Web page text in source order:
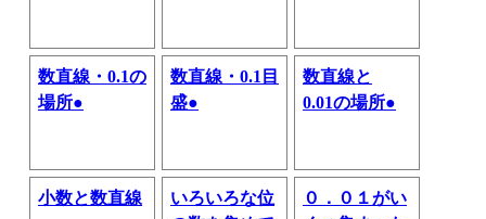
数直線・0.1の
場所●
数直線・0.1目
盛●
数直線と
0.01の場所●
小数と数直線
いろいろな位
０．０１がい